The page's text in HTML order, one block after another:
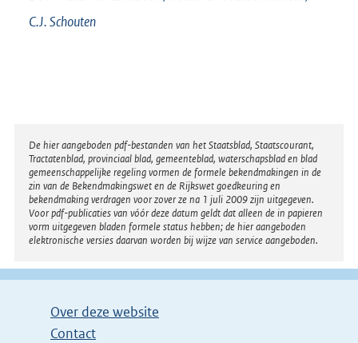
C.J.Schouten
Disclaimer
De hier aangeboden pdf-bestanden van het Staatsblad, Staatscourant,
Tractatenblad, provinciaal blad, gemeenteblad, waterschapsblad en blad
gemeenschappelijke regeling vormen de formele bekendmakingen in de
zin van de Bekendmakingswet en de Rijkswet goedkeuring en
bekendmaking verdragen voor zover ze na 1 juli 2009 zijn uitgegeven.
Voor pdf-publicaties van vóór deze datum geldt dat alleen de in papieren
vorm uitgegeven bladen formele status hebben; de hier aangeboden
elektronische versies daarvan worden bij wijze van service aangeboden.
Over deze website
Contact